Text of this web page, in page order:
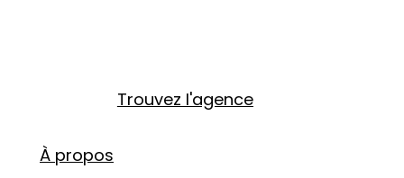
Trouvez l'agence
À propos